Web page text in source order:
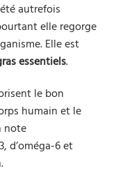
autrefois
elle regorge
Elle est
essentiels.
le bon
humain et le
note
d’oméga-6 et